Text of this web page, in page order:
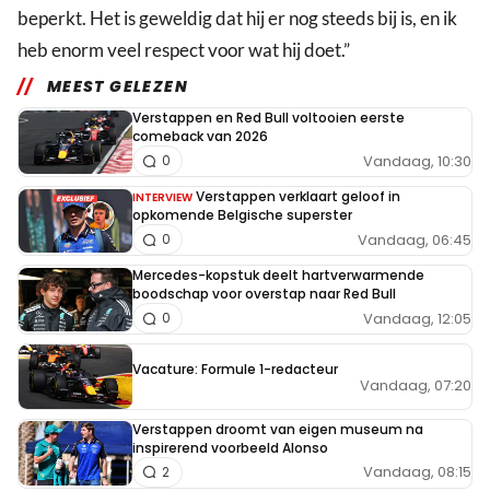
beperkt. Het is geweldig dat hij er nog steeds bij is, en ik
heb enorm veel respect voor wat hij doet.”
MEEST GELEZEN
Verstappen en Red Bull voltooien eerste
comeback van 2026
Vandaag, 10:30
0
INTERVIEW Verstappen verklaart geloof in
opkomende Belgische superster
Vandaag, 06:45
0
Mercedes-kopstuk deelt hartverwarmende
boodschap voor overstap naar Red Bull
Vandaag, 12:05
0
Vacature: Formule 1-redacteur
Vandaag, 07:20
Verstappen droomt van eigen museum na
inspirerend voorbeeld Alonso
Vandaag, 08:15
2